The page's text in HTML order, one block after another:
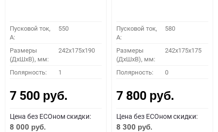
Пусковой ток,
A:
550
Размеры
(ДхШхВ), мм:
242x175x190
Полярность: 1
7 500 руб.
Цена без ECOном скидки:
8 000 руб.
Пусковой ток,
A:
580
Размеры
(ДхШхВ), мм:
242x175x175
Полярность: 0
7 800 руб.
Цена без ECOном скидки:
8 300 руб.